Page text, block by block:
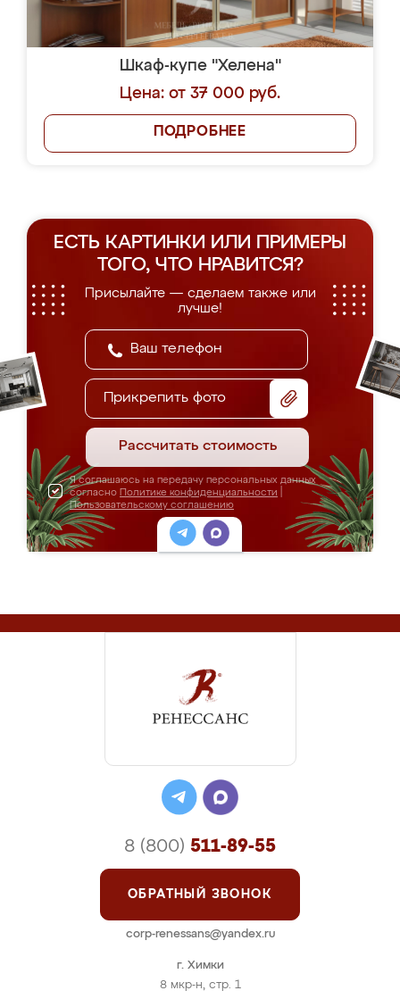
Шкаф-купе "Хелена"
Цена: от 37 000 руб.
ПОДРОБНЕЕ
ЕСТЬ КАРТИНКИ ИЛИ ПРИМЕРЫ
ТОГО, ЧТО НРАВИТСЯ?
Присылайте — сделаем также или
лучше!
Прикрепить фото
Рассчитать стоимость
Я соглашаюсь на передачу персональных данных
согласно Политике конфиденциальности
Пользовательскому соглашению
г. Химки
8 мкр-н, стр. 1
8 (800) 511-89-55
ОБРАТНЫЙ ЗВОНОК
corp-renessans@yandex.ru